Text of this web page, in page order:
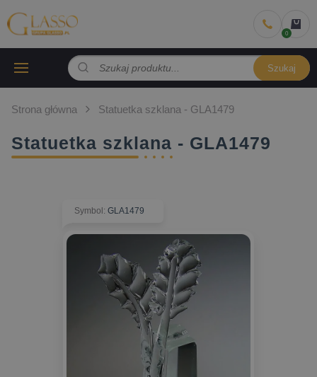
Szukaj
Strona główna Statuetka szklana - GLA1479
Statuetka szklana - GLA1479
Symbol : GLA1479